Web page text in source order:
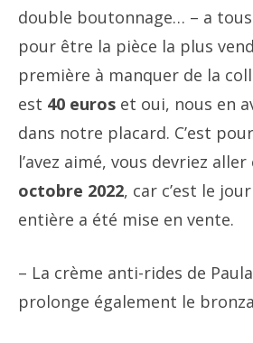
double boutonnage… – a
pour être la pièce la plus
première à manquer de la
est 40 euros et oui, nous en
dans notre placard. C’est
l’avez aimé, vous devriez aller
octobre 2022, car c’est le
entière a été mise en vente.
– La crème anti-rides de
prolonge également le